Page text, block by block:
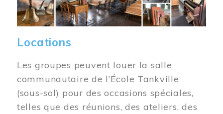
Locations
Les groupes peuvent louer la salle
communautaire de l’École Tankville
(sous-sol) pour des occasions spéciales,
telles que des réunions, des ateliers, des